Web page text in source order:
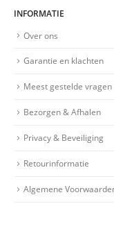
INFORMATIE
Over ons
Garantie en klachten
Meest gestelde vragen
Bezorgen & Afhalen
Privacy & Beveiliging
Retourinformatie
Algemene